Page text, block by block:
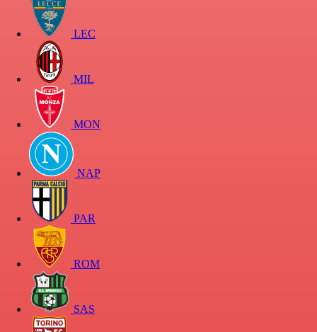
LEC
MIL
MON
NAP
PAR
ROM
SAS